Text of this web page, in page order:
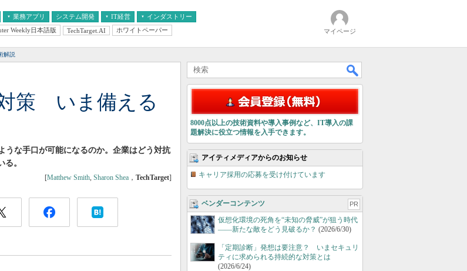
業務アプリ システム開発 IT経営
とIT
・中小企業とIT
インダストリー
医療IT
Weekly日本語版 TechTarget.AI ホワイトペーパー マイページ
解説
策 いま備える
な手口が可能になるのか。企業はどう対抗
。
[Matthew Smith, Sharon Shea ， TechTarget]
8000点以上の技術資料や導入事例など、IT導入の課
題解決に役立つ情報を入手できます。
アイティメディアからのお知らせ
キャリア採用の応募を受け付けています
ベンダーコンテンツ PR
仮想化環境の死角を“未知の脅威”が狙う時代
――新たな敵をどう見破るか？ (2026/6/30)
「定期診断」発想は要注意？ いまセキュリ
ティに求められる持続的な対策とは
(2026/6/24)